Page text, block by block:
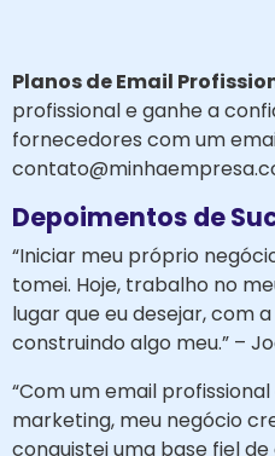
Planos de Email
profissional e ganhe a
fornecedores com um
Depoimentos de
“Iniciar meu próprio
tomei. Hoje, trabalho no
lugar que eu desejar, com
construindo algo meu.” –
“Com um email
marketing, meu negócio
conquistei uma base fiel